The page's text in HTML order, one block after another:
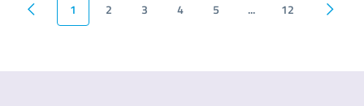
Pagina precedente
1 2 3 4 5 ...Pagina successiva
12